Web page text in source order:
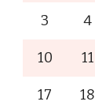
3 4
10 11
17 18